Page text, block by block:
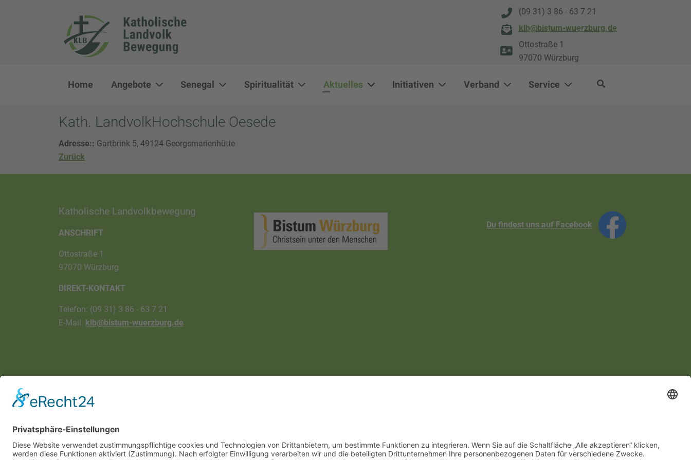
(09 31) 3 86 - 63 7 21
klb@bistum-wuerzburg.de
Ottostraße 1
97070 Würzburg
Home Angebote Senegal Spiritualität Aktuelles Initiativen Verband Service
Kath. LandvolkHochschule Oesede
Adresse:: Gartbrink 5, 49124 Georgsmarienhütte
Zurück
Katholische Landvolkbewegung
ANSCHRIFT
Ottostraße 1
97070 Würzburg
DIREKT-KONTAKT
Telefon: (09 31) 3 86 - 63 7 21
E-Mail: klb@bistum-wuerzburg.de
Du findest uns auf Facebook
Impressum